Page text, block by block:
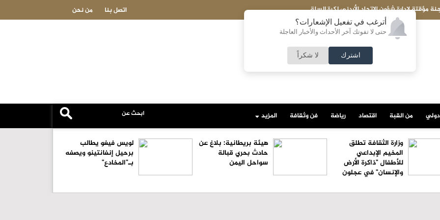
أترغب في تفعيل الإشعارات؟
حتى لا تفوتك آخر الأحداث والأخبار العاجلة
اشترك لا شكراً
لإدارة شؤون الاتحاد الأردني لكرة السلة المنتخبات الوطنية تواصل انتصاراتها في جولة غرب آسيا للكرة الطائرة
من نحن اتصل بنا
من القبة اقتصاد رياضة فن وثقافة المزيد
وزارة الثقافة تطلق
المخيم الإبداعي
للأطفال "ذاكرة الأرض
والإنسان" في عجلون
هيئة بريطانية: بلاغ عن
حادث بحري قبالة
سواحل اليمن
لويس فيغو يطالب
برحيل إنفانتينو ويصفه
بـ"المخادع"